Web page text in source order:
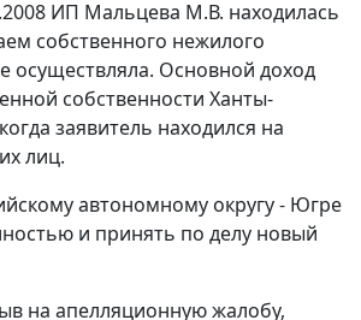
ИП Мальцева М.В. находилась
собственного нежилого
Основной доход
собственности Ханты-
заявитель находился на
лиц.
автономному округу - Югре
и принять по делу новый
на апелляционную жалобу,